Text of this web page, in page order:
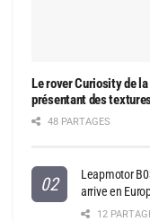
Le rover Curiosity de
présentant des
48 PARTAGES
Leapmotor
arrive en
12